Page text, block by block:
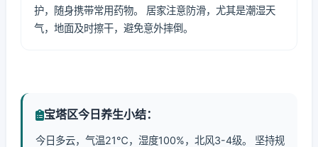
护，随身携带常用药物。 居家注意防滑，尤其是潮湿天
气，地面及时擦干，避免意外摔倒。
宝塔区今日养生小结：
今日多云，气温21℃，湿度100%，北风3-4级。 坚持规